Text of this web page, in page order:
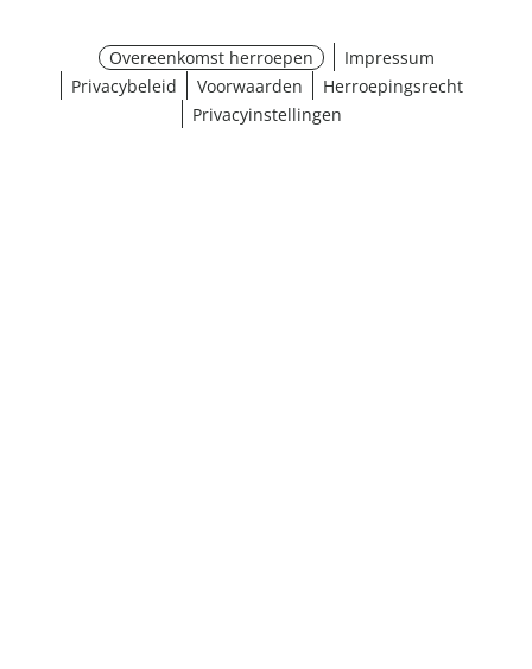
Overeenkomst herroepen
Impressum
Privacybeleid
Voorwaarden
Herroepingsrecht
Privacyinstellingen